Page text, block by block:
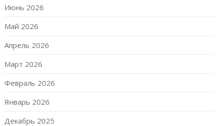
Июнь 2026
Май 2026
Апрель 2026
Март 2026
Февраль 2026
Январь 2026
Декабрь 2025